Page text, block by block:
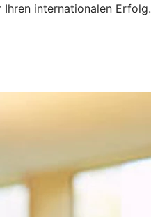
internationalen Erfolg.